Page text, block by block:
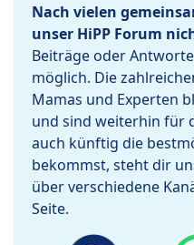
Nach vielen
unser HiPP Forum
Beiträge oder
möglich. Die
Mamas und Experten
und sind weiterhin für
auch künftig die
bekommst, steht dir
über verschiedene
Seite.